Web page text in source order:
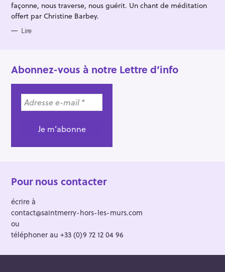
façonne, nous traverse, nous guérit. Un chant de méditation
offert par Christine Barbey.
Lire
Abonnez-vous à notre Lettre d’info
Pour nous contacter
écrire à
contact@saintmerry-hors-les-murs.com
ou
téléphoner au +33 (0)9 72 12 04 96